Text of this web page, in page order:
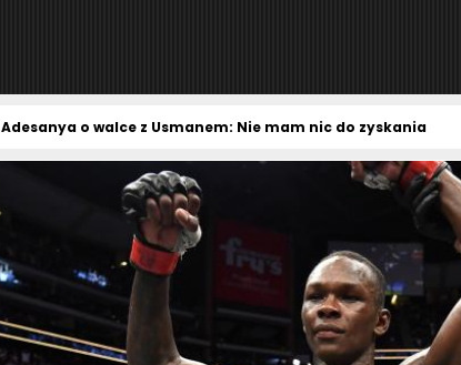
Adesanya o walce z Usmanem: Nie mam nic do zyskania